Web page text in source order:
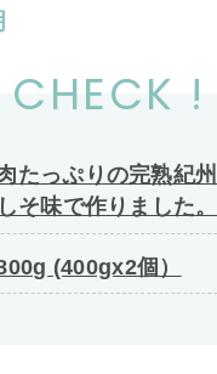
CHECK !
たっぷりの完熟紀
そ味で作りました。
(400gx2個）